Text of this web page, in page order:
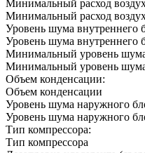
Минимальный расход
Минимальный расход
Уровень шума внутреннего
Уровень шума внутреннего
Минимальный уровень шума
Минимальный уровень шума
Объем конденсации:
Объем конденсации
Уровень шума наружного
Уровень шума наружного
Тип компрессора:
Тип компрессора